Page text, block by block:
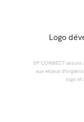
Logo
SP CONNECT
aux enjeux
logo et